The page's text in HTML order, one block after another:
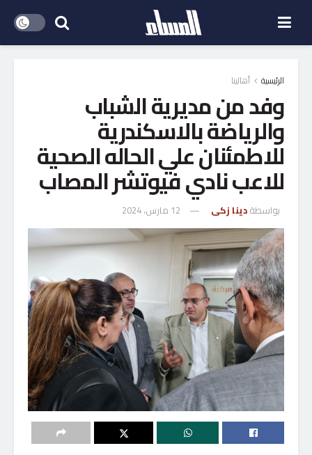
الرئيسية أهالينا
وفد من مديرية الشباب
والرياضة بالاسكندرية
للاطمئنان علي الحاله الصحية
للاعب نادي فيوتشر المصاب
بواسطةدينا زكى 12 مارس، 2024